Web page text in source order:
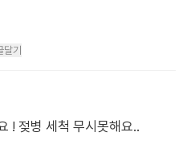
달기
! 젖병 세척 무시못해요..